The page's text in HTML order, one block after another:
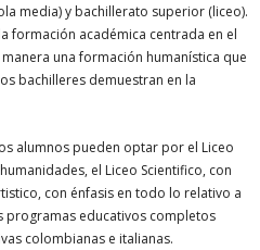
media) y bachillerato superior (liceo).
formación académica centrada en el
una formación humanística que
bachilleres demuestran en la
alumnos pueden optar por el Liceo
el Liceo Scientifico, con
con énfasis en todo lo relativo a
programas educativos completos
colombianas e italianas.